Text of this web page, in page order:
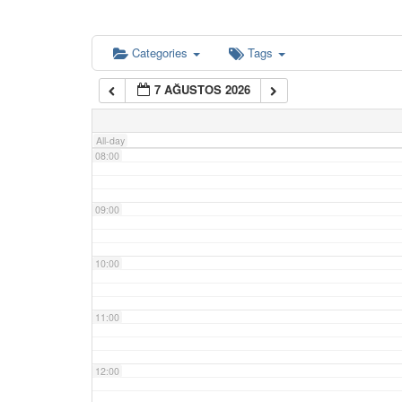
Categories Tags
7 AĞUSTOS 2026
All-day
06:00
07:00
08:00
09:00
10:00
11:00
12:00